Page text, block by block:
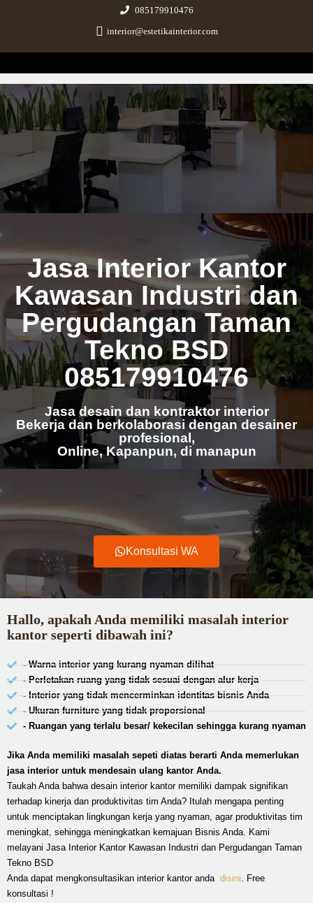
085179910476
interior@estetikainterior.com
Estetika Interior
Design & Build Consultant
Jasa Interior Kantor
Kawasan Industri dan
Pergudangan Taman
Tekno BSD
085179910476
Jasa desain dan kontraktor interior
Bekerja dan berkolaborasi dengan desainer
profesional,
Online, Kapanpun, di manapun
Konsultasi WA
Hallo, apakah Anda memiliki masalah interior
kantor seperti dibawah ini?
- Warna interior yang kurang nyaman dilihat
- Perletakan ruang yang tidak sesuai dengan alur kerja
- Interior yang tidak mencerminkan identitas bisnis Anda
- Ukuran furniture yang tidak proporsional
- Ruangan yang terlalu besar/ kekecilan sehingga kurang nyaman
Jika Anda memiliki masalah sepeti diatas berarti Anda memerlukan
jasa interior untuk mendesain ulang kantor Anda.
Taukah Anda bahwa desain interior kantor memiliki dampak signifikan
terhadap kinerja dan produktivitas tim Anda? Itulah mengapa penting
untuk menciptakan lingkungan kerja yang nyaman, agar produktivitas tim
meningkat, sehingga meningkatkan kemajuan Bisnis Anda. Kami
melayani Jasa Interior Kantor Kawasan Industri dan Pergudangan Taman
Tekno BSD
Anda dapat mengkonsultasikan interior kantor anda disini. Free
konsultasi !